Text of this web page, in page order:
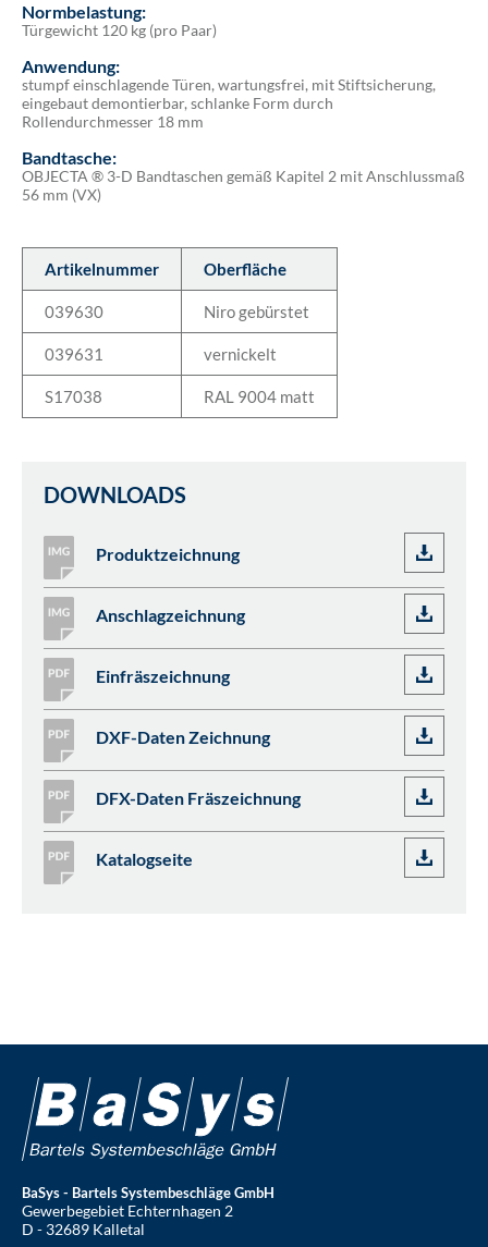
Normbelastung:
Türgewicht 120 kg (pro Paar)
Anwendung:
stumpf einschlagende Türen, wartungsfrei, mit Stiftsicherung,
eingebaut demontierbar, schlanke Form durch
Rollendurchmesser 18 mm
Bandtasche:
OBJECTA ® 3-D Bandtaschen gemäß Kapitel 2 mit Anschlussmaß
56 mm (VX)
Artikelnummer Oberfläche
039630 Niro gebürstet
039631 vernickelt
S17038 RAL 9004 matt
DOWNLOADS
Produktzeichnung
Anschlagzeichnung
Einfräszeichnung
DXF-Daten Zeichnung
DFX-Daten Fräszeichnung
Katalogseite
BaSys - Bartels Systembeschläge GmbH
Gewerbegebiet Echternhagen 2
D - 32689 Kalletal